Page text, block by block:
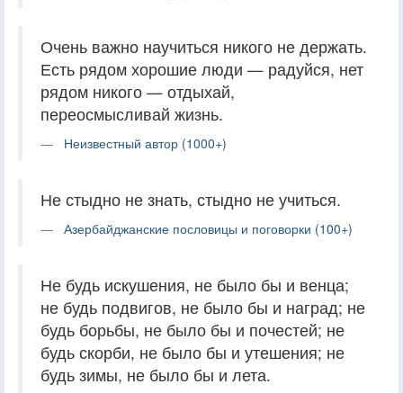
Очень важно научиться никого не держать.
Есть рядом хорошие люди — радуйся, нет
рядом никого — отдыхай,
переосмысливай жизнь.
Неизвестный автор (1000+)
Не стыдно не знать, стыдно не учиться.
Азербайджанские пословицы и поговорки (100+)
Не будь искушения, не было бы и венца;
не будь подвигов, не было бы и наград; не
будь борьбы, не было бы и почестей; не
будь скорби, не было бы и утешения; не
будь зимы, не было бы и лета.